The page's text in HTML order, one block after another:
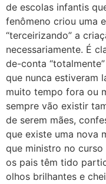
de escolas infantis
fenômeno criou uma
“terceirizando” a
necessariamente. É
de-conta
que nunca estiveram
muito tempo fora ou
sempre vão existir
de serem mães,
que existe uma nova
que ministro no curso
os pais têm tido
olhos brilhantes e